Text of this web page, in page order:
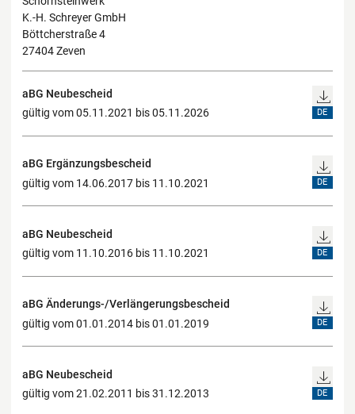
K.-H. Schreyer GmbH
Böttcherstraße 4
27404 Zeven
aBG Neubescheid
gültig vom 05.11.2021 bis 05.11.2026
DE
aBG Ergänzungsbescheid
gültig vom 14.06.2017 bis 11.10.2021
DE
aBG Neubescheid
gültig vom 11.10.2016 bis 11.10.2021
DE
aBG Änderungs-/Verlängerungsbescheid
gültig vom 01.01.2014 bis 01.01.2019
DE
aBG Neubescheid
gültig vom 21.02.2011 bis 31.12.2013
DE